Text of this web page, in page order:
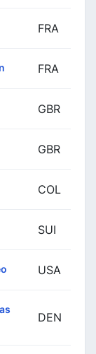
FRA
FRA
GBR
GBR
COL
SUI
USA
DEN